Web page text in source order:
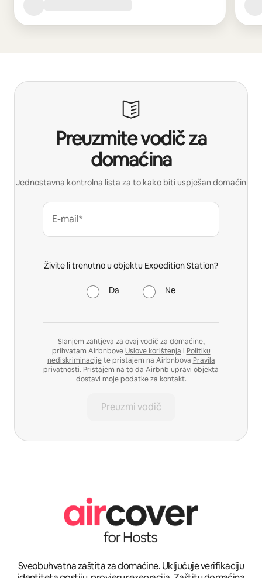
Preuzmite vodič za
domaćina
Jednostavna kontrolna lista za to kako biti uspješan domaćin
E-mail*
Živite li trenutno u objektu Expedition Station?
Da Ne
Slanjem zahtjeva za ovaj vodič za domaćine,
prihvatam AirbnboveUslove korištenja i Politiku
nediskriminacijete pristajem na Airbnbova Pravila
privatnosti. Pristajem na to da Airbnb upravi objekta
dostavi moje podatke za kontakt.
Preuzmi vodič
Sveobuhvatna zaštita za domaćine. Uključuje verifikaciju